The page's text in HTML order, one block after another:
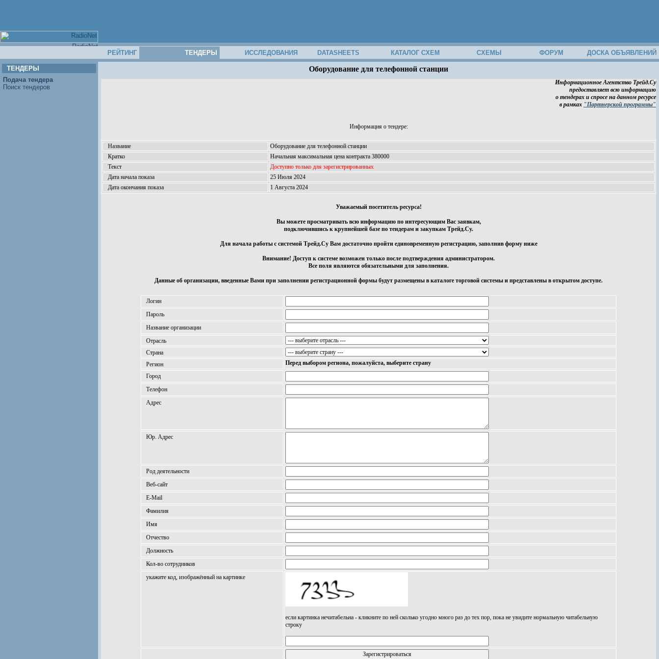
РЕЙТИНГ ТЕНДЕРЫ ИССЛЕДОВАНИЯ DATASHEETS КАТАЛОГ СХЕМ СХЕМЫ ФОРУМ ДОСКА ОБЪЯВЛЕНИЙ
ТЕНДЕРЫ
Подача тендера
Поиск тендеров
Оборудование для телефонной станции
Информационное Агентство Трейд.Су
предоставляет всю информацию
о тендерах и спросе на данном ресурсе
в рамках "Партнерской программы"
Информация о тендере:
Название
Оборудование для телефонной станции
Кратко
Начальная максимальная цена контракта 380000
Текст
Доступно только для зарегистрированных
Дата начала показа
25 Июля 2024
Дата окончания показа
1 Августа 2024
Уважаемый посетитель ресурса!
Вы можете просматривать всю информацию по интересующим Вас заявкам,
подключившись к крупнейшей базе по тендерам и закупкам Трейд.Су.
Для начала работы с системой Трейд.Су Вам достаточно пройти единовременную регистрацию, заполнив форму ниже
Внимание! Доступ к системе возможен только после подтверждения администратором.
Все поля являются обязательными для заполнения.
Данные об организации, введенные Вами при заполнении регистрационной формы будут размещены в каталоге торговой системы и представлены в открытом доступе.
Логин
Пароль
Название организации
Отрасль
Страна
Регион
Перед выбором региона, пожалуйста, выберите страну
Город
Телефон
Адрес
Юр. Адрес
Род деятельности
Веб-сайт
E-Mail
Фамилия
Имя
Отчество
Должность
Кол-во сотрудников
укажите код, изображённый на картинке
если картинка нечитабельна - кликните по ней сколько угодно много раз до тех пор, пока не увидите нормальную читабельную
строку